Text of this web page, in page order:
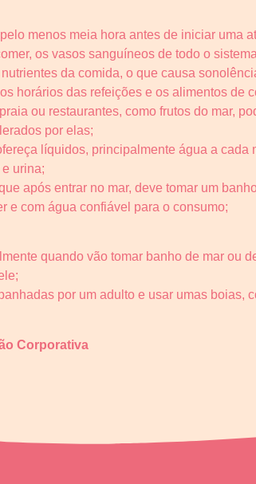
menos meia hora antes de iniciar uma
os vasos sanguíneos de todo o
da comida, o que causa
horários das refeições e os alimentos de
ou restaurantes, como frutos do mar,
por elas;
líquidos, principalmente água a cada
urina;
após entrar no mar, deve tomar um
e com água confiável para o consumo;
quando vão tomar banho de mar ou
por um adulto e usar umas boias,
Corporativa